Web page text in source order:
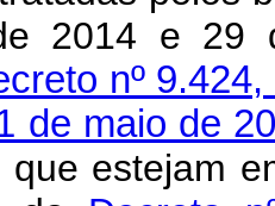
2014 e 29
nº
de maio de
que estejam